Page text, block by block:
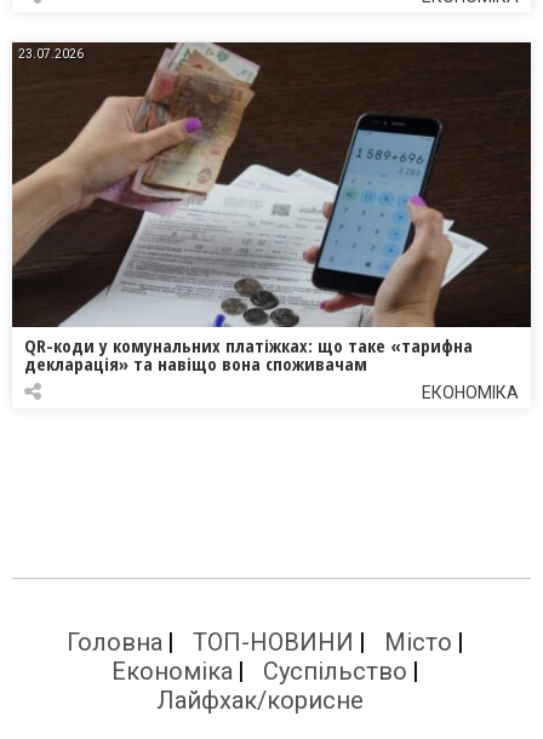
23.07.2026
QR-коди у комунальних платіжках: що таке «тарифна
декларація» та навіщо вона споживачам
ЕКОНОМІКА
Головна ТОП-НОВИНИ
Місто
Економіка
Суспільство
Лайфхак/корисне